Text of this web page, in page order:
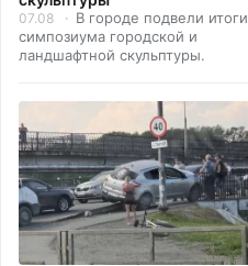
07.08
В городе подвели итоги
симпозиума городской и
ландшафтной скульптуры.